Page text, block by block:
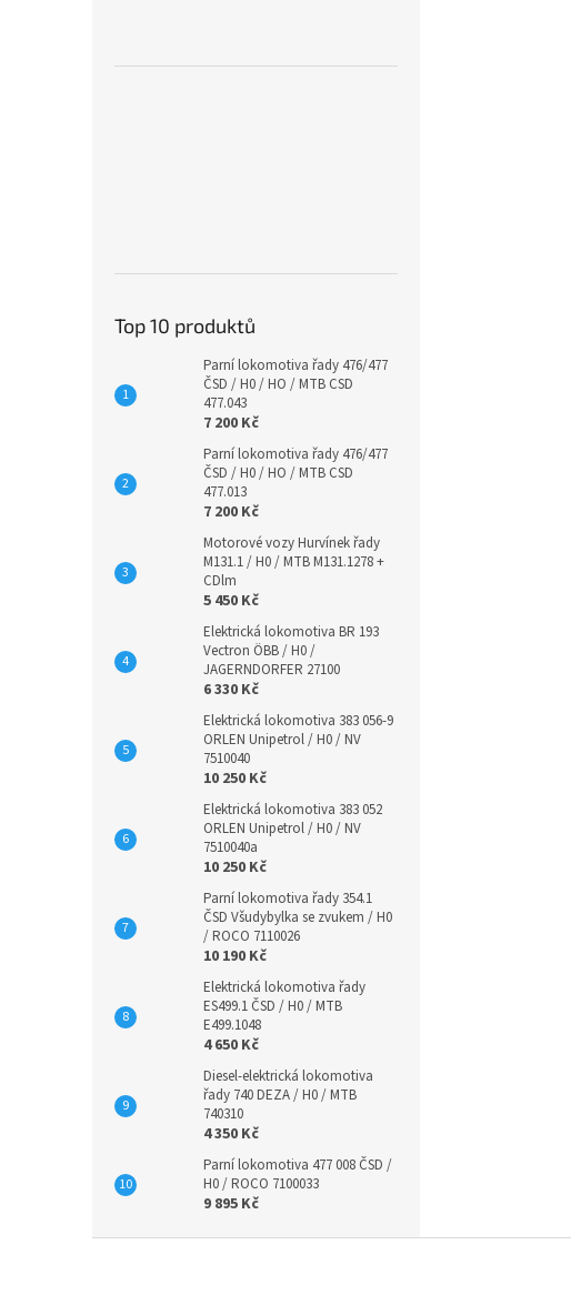
Top 10 produktů
Parní lokomotiva řady 476/477
ČSD / H0 / HO / MTB CSD
477.043
7 200 Kč
Parní lokomotiva řady 476/477
ČSD / H0 / HO / MTB CSD
477.013
7 200 Kč
Motorové vozy Hurvínek řady
M131.1 / H0 / MTB M131.1278 +
CDlm
5 450 Kč
Elektrická lokomotiva BR 193
Vectron ÖBB / H0 /
JAGERNDORFER 27100
6 330 Kč
Elektrická lokomotiva 383 056-9
ORLEN Unipetrol / H0 / NV
7510040
10 250 Kč
Elektrická lokomotiva 383 052
ORLEN Unipetrol / H0 / NV
7510040a
10 250 Kč
Parní lokomotiva řady 354.1
ČSD Všudybylka se zvukem / H0
/ ROCO 7110026
10 190 Kč
Elektrická lokomotiva řady
ES499.1 ČSD / H0 / MTB
E499.1048
4 650 Kč
Diesel-elektrická lokomotiva
řady 740 DEZA / H0 / MTB
740310
4 350 Kč
Parní lokomotiva 477 008 ČSD /
H0 / ROCO 7100033
9 895 Kč